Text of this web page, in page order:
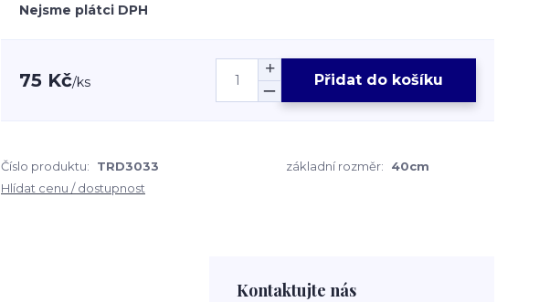
Nejsme plátci DPH
75 Kč/ks Přidat do košíku
Číslo produktu: TRD3033 základní rozměr:
40cm
Hlídat cenu / dostupnost
Kontaktujte nás